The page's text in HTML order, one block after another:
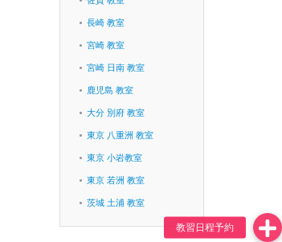
長崎 教室
宮崎 教室
宮崎 日南 教室
鹿児島 教室
大分 別府 教室
東京 八重洲 教室
東京 小岩教室
東京 若洲 教室
茨城 土浦 教室